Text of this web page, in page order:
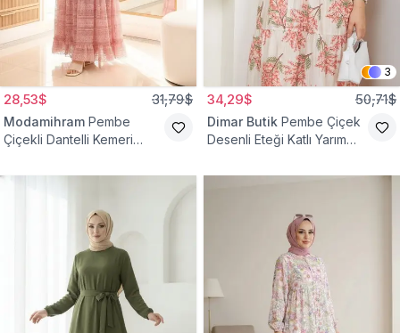
28,53$ 31,79$
Modamihram Pembe
Çiçekli Dantelli Kemeri
3
34,29$ 50,71$
Dimar Butik Pembe Çiçek
Desenli Eteği Katlı Yarım